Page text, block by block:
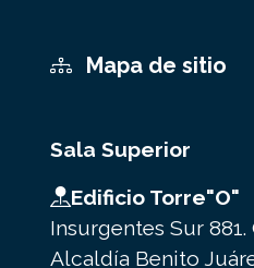
Mapa de sitio
Sala Superior
Edificio Torre"O"
Insurgentes Sur
Alcaldía Benito